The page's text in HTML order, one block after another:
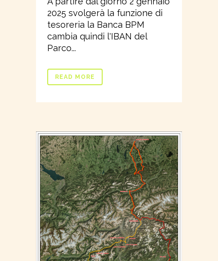
2025 svolgerà la funzione di
tesoreria la Banca BPM
cambia quindi l'IBAN del
Parco...
READ MORE